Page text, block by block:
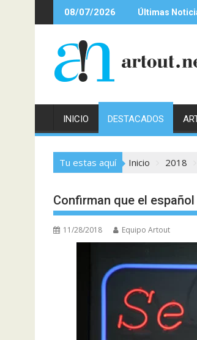
al
08/07/2026 Últimas
INICIO DESTACADOS
Tu estas aquí Inicio 2018
Confirman que el
11/28/2018 Equipo Artout